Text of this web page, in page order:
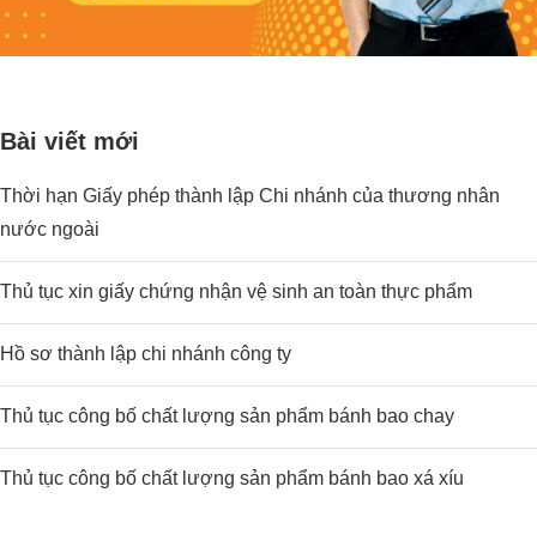
Bài viết mới
Thời hạn Giấy phép thành lập Chi nhánh của thương nhân
nước ngoài
Thủ tục xin giấy chứng nhận vệ sinh an toàn thực phẩm
Hồ sơ thành lập chi nhánh công ty
Thủ tục công bố chất lượng sản phẩm bánh bao chay
Thủ tục công bố chất lượng sản phẩm bánh bao xá xíu